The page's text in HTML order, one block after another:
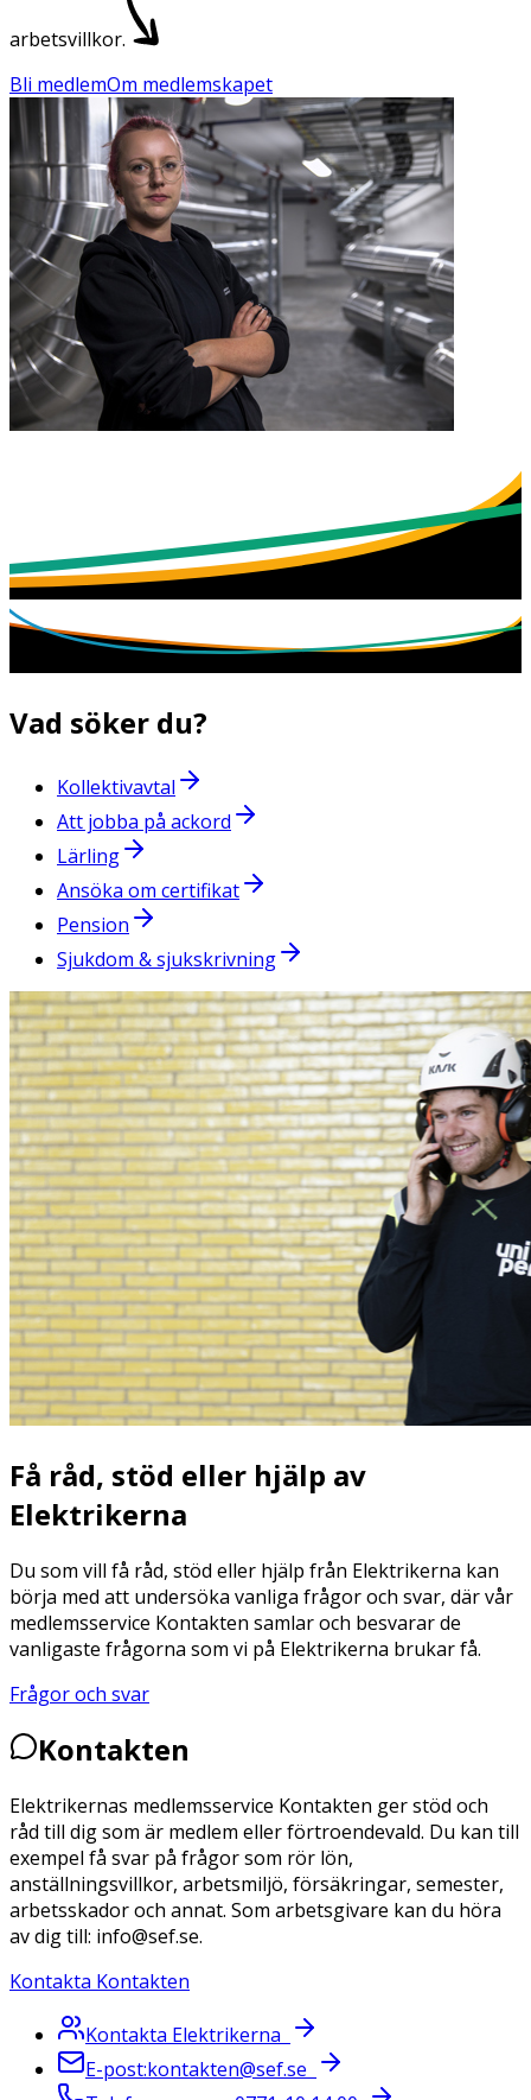
arbetsvillkor.
Bli medlemOm medlemskapet
Vad söker du?
Kollektivavtal
Att jobba på ackord
Lärling
Ansöka om certifikat
Pension
Sjukdom & sjukskrivning
Få råd, stöd eller hjälp av
Elektrikerna
Du som vill få råd, stöd eller hjälp från Elektrikerna kan
börja med att undersöka vanliga frågor och svar, där vår
medlemsservice Kontakten samlar och besvarar de
vanligaste frågorna som vi på Elektrikerna brukar få.
Frågor och svar
Kontakten
Elektrikernas medlemsservice Kontakten ger stöd och
råd till dig som är medlem eller förtroendevald. Du kan till
exempel få svar på frågor som rör lön,
anställningsvillkor, arbetsmiljö, försäkringar, semester,
arbetsskador och annat. Som arbetsgivare kan du höra
av dig till: info@sef.se.
Kontakta Kontakten
Kontakta Elektrikerna
E-post:kontakten@sef.se